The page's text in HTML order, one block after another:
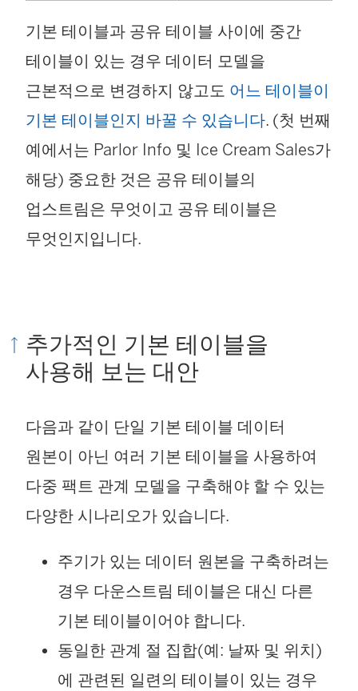
기본 테이블과 공유 테이블 사이에 중간
테이블이 있는 경우 데이터 모델을
근본적으로 변경하지 않고도 어느 테이블이
기본 테이블인지 바꿀 수 있습니다. (첫 번째
예에서는 Parlor Info 및 Ice Cream Sales가
해당) 중요한 것은 공유 테이블의
업스트림은 무엇이고 공유 테이블은
무엇인지입니다.
추가적인 기본 테이블을
사용해 보는 대안
다음과 같이 단일 기본 테이블 데이터
원본이 아닌 여러 기본 테이블을 사용하여
다중 팩트 관계 모델을 구축해야 할 수 있는
다양한 시나리오가 있습니다.
주기가 있는 데이터 원본을 구축하려는
경우 다운스트림 테이블은 대신 다른
기본 테이블이어야 합니다.
동일한 관계 절 집합(예: 날짜 및 위치)
에 관련된 일련의 테이블이 있는 경우